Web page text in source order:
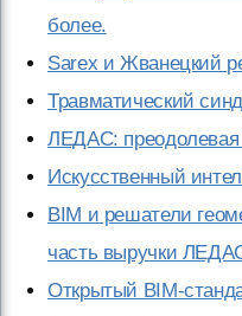
более.
Sarex и Жванецкий
Травматический
ЛЕДАС: преодолевая
Искусственный
BIM и решатели
часть выручки
Открытый BIM-